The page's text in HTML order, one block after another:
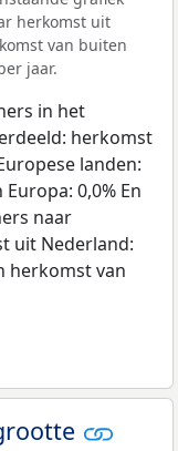
herkomst uit
van buiten
jaar.
in het
herkomst
landen:
0,0% En
naar
uit Nederland:
herkomst van